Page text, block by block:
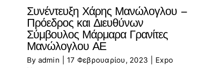
Συνέντευξη Χάρης Μανώλογλου –
Πρόεδρος και Διευθύνων
Σύμβουλος Μάρμαρα Γρανίτες
Μανώλογλου ΑΕ
By admin 17 Φεβρουαρίου, 2023
Expo